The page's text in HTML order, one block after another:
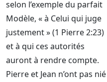
selon l’exemple du parfait
Modèle, « à Celui qui juge
justement » (1 Pierre 2:23)
et à qui ces autorités
auront à rendre compte.
Pierre et Jean n’ont pas nié